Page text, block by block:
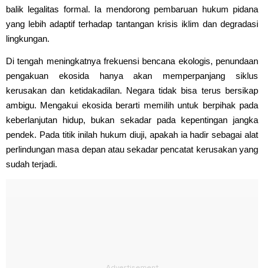
balik legalitas formal. Ia mendorong pembaruan hukum pidana
yang lebih adaptif terhadap tantangan krisis iklim dan degradasi
lingkungan.
Di tengah meningkatnya frekuensi bencana ekologis, penundaan
pengakuan ekosida hanya akan memperpanjang siklus
kerusakan dan ketidakadilan. Negara tidak bisa terus bersikap
ambigu. Mengakui ekosida berarti memilih untuk berpihak pada
keberlanjutan hidup, bukan sekadar pada kepentingan jangka
pendek. Pada titik inilah hukum diuji, apakah ia hadir sebagai alat
perlindungan masa depan atau sekadar pencatat kerusakan yang
sudah terjadi.